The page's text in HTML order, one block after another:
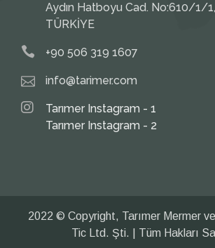
Aydın Hatboyu Cad. No:610/1/
TÜRKİYE
+90 506 319 1607
info@tarimer.com
Tarımer Instagram - 1
Tarımer Instagram - 2
2022 © Copyright, Tarımer Mermer
Tic Ltd. Şti. | Tüm Hakları